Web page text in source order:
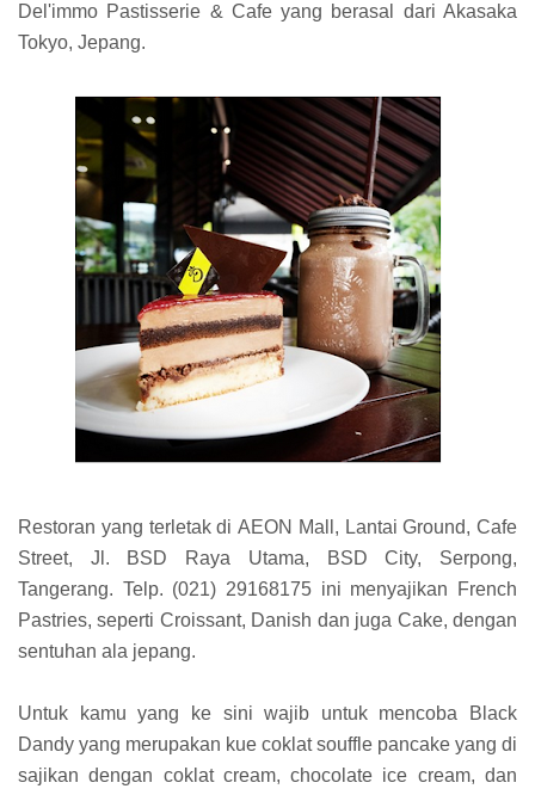
Del'immo Pastisserie & Cafe yang berasal dari Akasaka
Tokyo, Jepang.
Restoran yang terletak di AEON Mall, Lantai Ground, Cafe
Street, Jl. BSD Raya Utama, BSD City, Serpong,
Tangerang. Telp. (021) 29168175 ini menyajikan French
Pastries, seperti Croissant, Danish dan juga Cake, dengan
sentuhan ala jepang.
Untuk kamu yang ke sini wajib untuk mencoba Black
Dandy yang merupakan kue coklat souffle pancake yang di
sajikan dengan coklat cream, chocolate ice cream, dan